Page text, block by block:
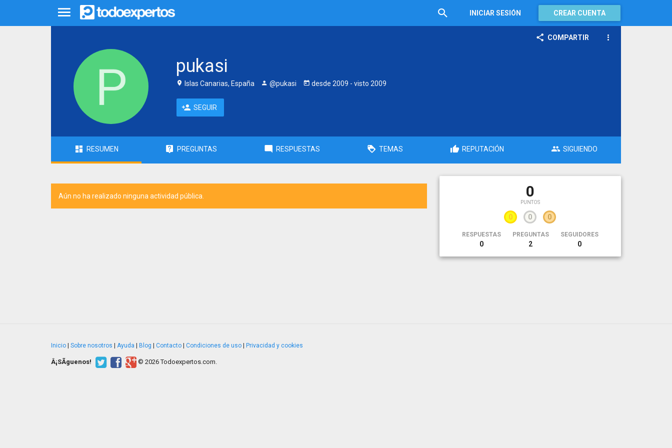
INICIAR SESIÓN CREAR CUENTA
COMPARTIR
pukasi
Islas Canarias, España @pukasi desde 2009 - visto 2009
SEGUIR
RESUMEN PREGUNTAS RESPUESTAS TEMAS REPUTACIÓN SIGUIENDO
Aún no ha realizado ninguna actividad pública. 0
PUNTOS
0 0 0
RESPUESTAS
0
PREGUNTAS
2
SEGUIDORES
0
Inicio Sobre nosotros Ayuda Blog Contacto Condiciones de uso Privacidad y cookies
Â¡SÃ­guenos! © 2026 Todoexpertos.com.